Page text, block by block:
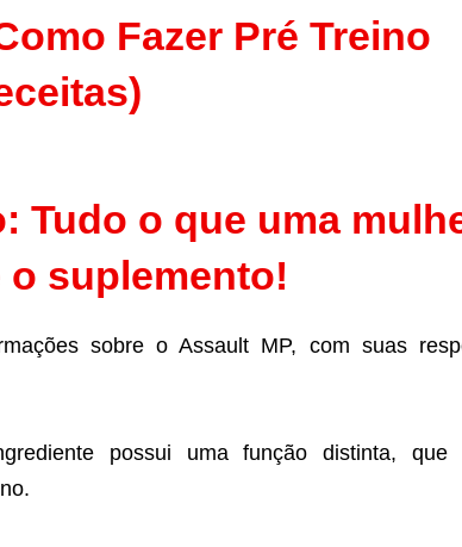
Fazer Pré Treino
Tudo o que uma
suplemento!
sobre o Assault MP, com suas
possui uma função distinta, que